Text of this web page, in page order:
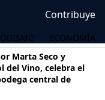
Contribuye
ECONOMÍA
Marta Seco y
del Vino, celebra el
central de